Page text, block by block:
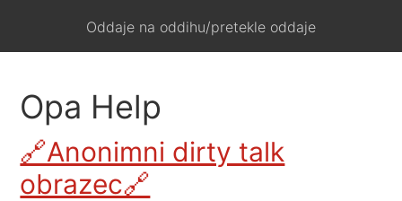
Oddaje na oddihu/pretekle oddaje
Opa Help
🔗Anonimni dirty talk
obrazec🔗